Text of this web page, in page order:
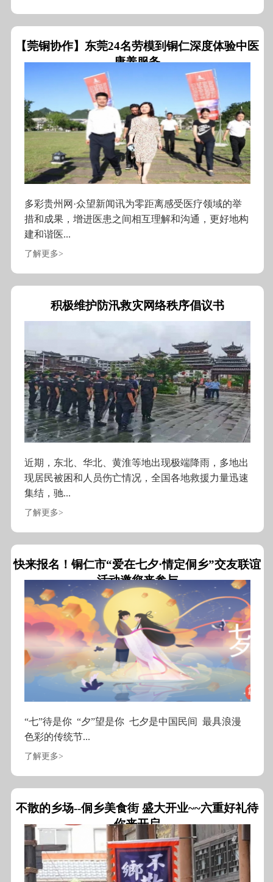
【莞铜协作】东莞24名劳模到铜仁深度体验中医
康养服务
多彩贵州网·众望新闻讯为零距离感受医疗领域的举
措和成果，增进医患之间相互理解和沟通，更好地构
建和谐医...
了解更多>
积极维护防汛救灾网络秩序倡议书
近期，东北、华北、黄淮等地出现极端降雨，多地出
现居民被困和人员伤亡情况，全国各地救援力量迅速
集结，驰...
了解更多>
快来报名！铜仁市“爱在七夕·情定侗乡”交友联谊
活动邀您来参与
“七”待是你 “夕”望是你 七夕是中国民间 最具浪漫
色彩的传统节...
了解更多>
不散的乡场--侗乡美食街 盛大开业~~六重好礼待
你来开启